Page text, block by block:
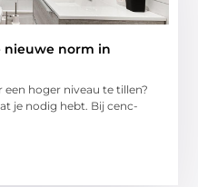
nieuwe norm in
een hoger niveau te tillen?
je nodig hebt. Bij cenc-